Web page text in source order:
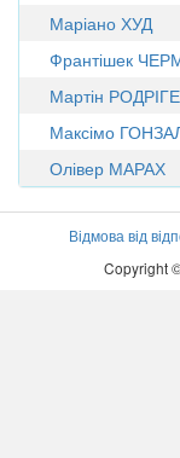
Маріано ХУД
Франтішек
Мартін
Максімо
Олівер МАРАХ
Відмова від
Copyright